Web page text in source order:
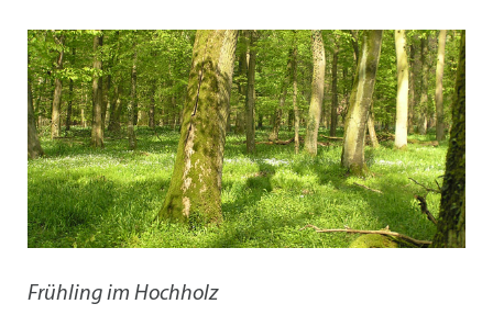
Frühling im Hochholz